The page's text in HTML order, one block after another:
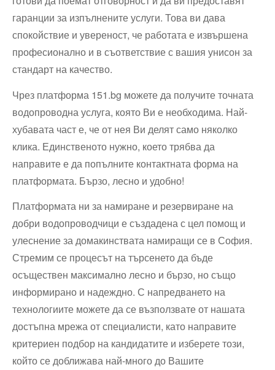
гаранции за изпълнените услуги. Това ви дава
спокойствие и увереност, че работата е извършена
професионално и в съответствие с вашия унисон за
стандарт на качество.
Чрез платформа 151.bg можете да получите точната
водопроводна услуга, която Ви е необходима. Най-
хубавата част е, че от нея Ви делят само няколко
клика. Единственото нужно, което трябва да
направите е да попълните контактната форма на
платформата. Бързо, лесно и удобно!
Платформата ни за намиране и резервиране на
добри водопроводчици е създадена с цел помощ и
улеснение за домакинствата намиращи се в София.
Стремим се процесът на търсенето да бъде
осъществен максимално лесно и бързо, но също
информирано и надеждно. С напредването на
технологиите можете да се възползвате от нашата
достъпна мрежа от специалисти, като направите
критериен подбор на кандидатите и изберете този,
който се доближава най-много до Вашите